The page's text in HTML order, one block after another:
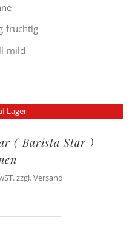
fruchtig
mild
Lager
( Barista Star )
zzgl. Versand